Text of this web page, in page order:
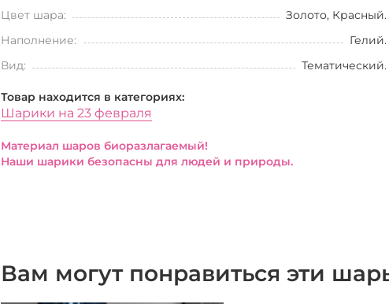
Цвет шара:
Золото, Красный.
Наполнение:
Гелий.
Вид:
Тематический.
Товар находится в категориях:
Шарики на 23 февраля
Материал шаров биоразлагаемый!
Наши шарики безопасны для людей и природы.
Вам могут понравиться эти